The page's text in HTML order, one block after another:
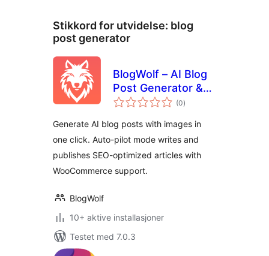
Stikkord for utvidelse: blog
post generator
BlogWolf – AI Blog
Post Generator &
Auto-Pilot Content
(0totale
vurderinger
)
Generate AI blog posts with images in
one click. Auto-pilot mode writes and
publishes SEO-optimized articles with
WooCommerce support.
BlogWolf
10+ aktive installasjoner
Testet med 7.0.3